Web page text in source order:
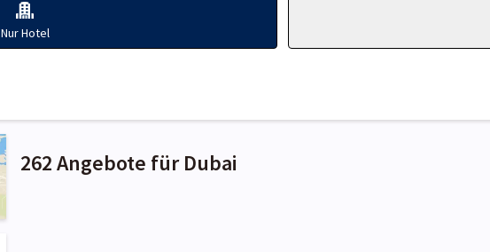
Nur Hotel
262 Angebote für Dubai